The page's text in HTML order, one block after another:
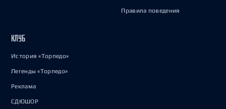
Правила поведения
КЛУБ
История «Торпедо»
Легенды «Торпедо»
Реклама
СДЮШОР